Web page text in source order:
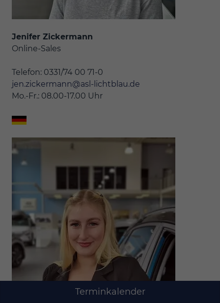
Terminkalender
Jenifer Zickermann
Online-Sales
Telefon: 0331/74 00 71-0
jen.zickermann@asl-lichtblau.de
Mo.-Fr.: 08.00-17.00 Uhr